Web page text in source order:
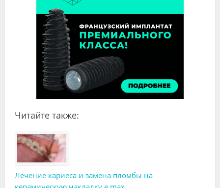
Читайте также:
Лечение кариеса и замена пломбы на